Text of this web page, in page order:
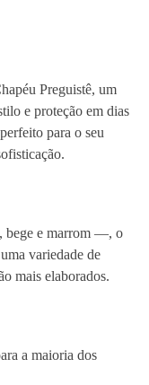
Preguistê, um
e proteção em dias
para o seu
bege e marrom —, o
variedade de
mais elaborados.
a maioria dos